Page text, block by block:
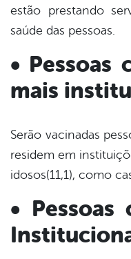
estão prestando
saúde das pessoas.
• Pessoas
mais
Serão vacinadas
residem em
idosos(11,1), como
• Pessoas